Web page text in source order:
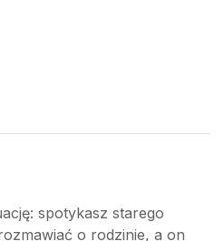
spotykasz starego
o rodzinie, a on